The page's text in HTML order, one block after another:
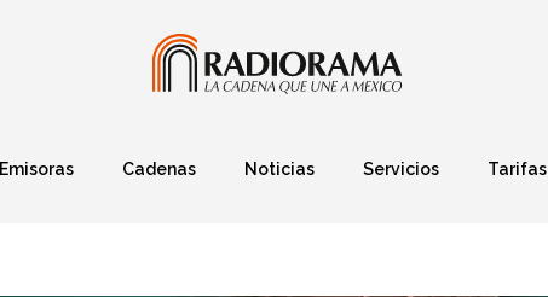
Emisoras Cadenas Noticias Servicios Tarifas